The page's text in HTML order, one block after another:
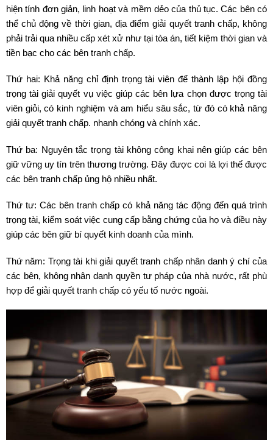
hiện tính đơn giản, linh hoạt và mềm dẻo của thủ tục. Các bên có
thể chủ động về thời gian, địa điểm giải quyết tranh chấp, không
phải trải qua nhiều cấp xét xử như tại tòa án, tiết kiệm thời gian và
tiền bạc cho các bên tranh chấp.
Thứ hai: Khả năng chỉ định trọng tài viên để thành lập hội đồng
trọng tài giải quyết vụ việc giúp các bên lựa chọn được trọng tài
viên giỏi, có kinh nghiệm và am hiểu sâu sắc, từ đó có khả năng
giải quyết tranh chấp. nhanh chóng và chính xác.
Thứ ba: Nguyên tắc trọng tài không công khai nên giúp các bên
giữ vững uy tín trên thương trường. Đây được coi là lợi thế được
các bên tranh chấp ủng hộ nhiều nhất.
Thứ tư: Các bên tranh chấp có khả năng tác động đến quá trình
trọng tài, kiểm soát việc cung cấp bằng chứng của họ và điều này
giúp các bên giữ bí quyết kinh doanh của mình.
Thứ năm: Trọng tài khi giải quyết tranh chấp nhân danh ý chí của
các bên, không nhân danh quyền tư pháp của nhà nước, rất phù
hợp để giải quyết tranh chấp có yếu tố nước ngoài.